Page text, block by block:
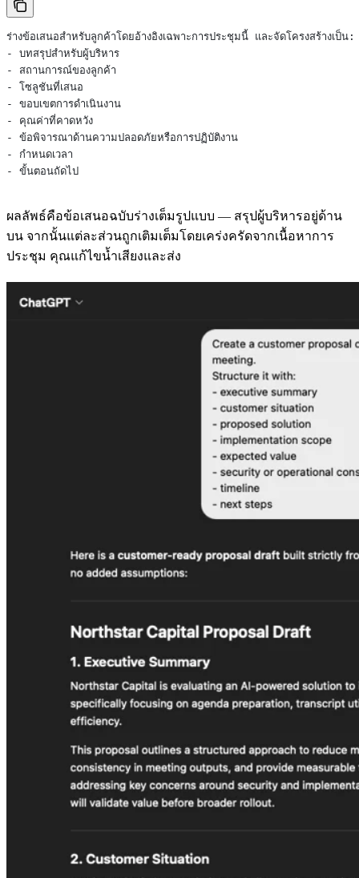
ร่างข้อเสนอสำหรับลูกค้าโดยอ้างอิงเฉพาะการประชุมนี้ และจัดโครงสร้างเป็น:
- บทสรุปสำหรับผู้บริหาร
- สถานการณ์ของลูกค้า
- โซลูชันที่เสนอ
- ขอบเขตการดำเนินงาน
- คุณค่าที่คาดหวัง
- ข้อพิจารณาด้านความปลอดภัยหรือการปฏิบัติงาน
- กำหนดเวลา
- ขั้นตอนถัดไป
ผลลัพธ์คือข้อเสนอฉบับร่างเต็มรูปแบบ — สรุปผู้บริหารอยู่ด้าน
บน จากนั้นแต่ละส่วนถูกเติมเต็มโดยเคร่งครัดจากเนื้อหาการ
ประชุม คุณแก้ไขน้ำเสียงและส่ง